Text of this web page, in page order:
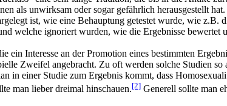
als unwirksam oder sogar gefährlich herausgestellt
ist, wie eine Behauptung getestet wurde, wie z.B.
welche ignoriert wurden, wie die Ergebnisse bewertet
ein Interesse an der Promotion eines bestimmten
Zweifel angebracht. Zu oft werden solche Studien
in einer Studie zum Ergebnis kommt, dass
man lieber dreimal hinschauen.[2] Generell sollte man